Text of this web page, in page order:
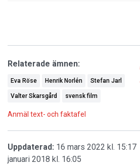
Relaterade ämnen:
Eva Röse Henrik Norlén Stefan Jarl
Valter Skarsgård svensk film
Anmäl text- och faktafel
Uppdaterad: 16 mars 2022 kl. 15:17
januari 2018 kl. 16:05